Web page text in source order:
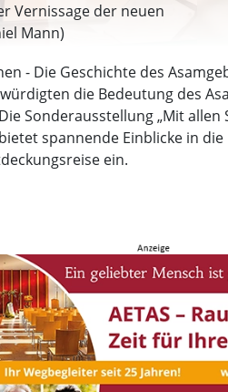
Vernissage der neuen
Mann)
- Die Geschichte des
die Bedeutung des
Sonderausstellung „Mit allen
spannende Einblicke in die
ein.